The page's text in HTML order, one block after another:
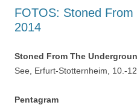
FOTOS: Stoned From
2014
Stoned From The
See, Erfurt-Stotternheim, 10.-
Pentagram